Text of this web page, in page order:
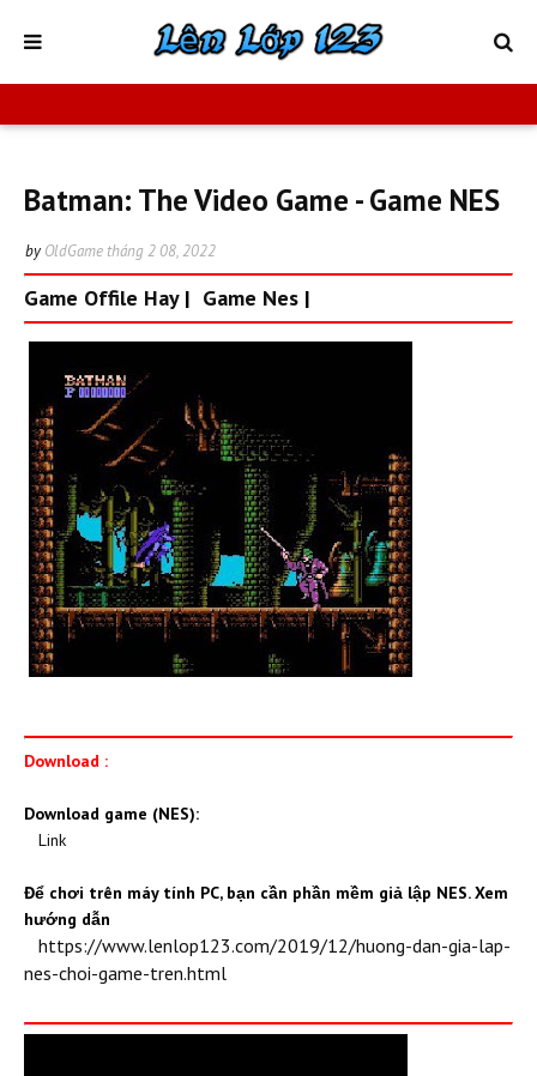
Batman: The Video Game - Game NES
by OldGame tháng 2 08, 2022
Game Offile Hay| Game Nes |
Download :
Download game (NES):
Link
Để chơi trên máy tính PC, bạn cần phần mềm giả lập NES. Xem
hướng dẫn
https://www.lenlop123.com/2019/12/huong-dan-gia-lap-
nes-choi-game-tren.html